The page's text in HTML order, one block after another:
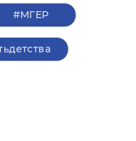
#‎МГЕР‬